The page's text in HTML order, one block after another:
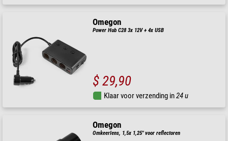
Omegon
Power Hub C28 3x 12V + 4x USB
$ 29,90
Klaar voor verzending in24 u
Omegon
Omkeerlens, 1,5x 1,25" voor reflectoren